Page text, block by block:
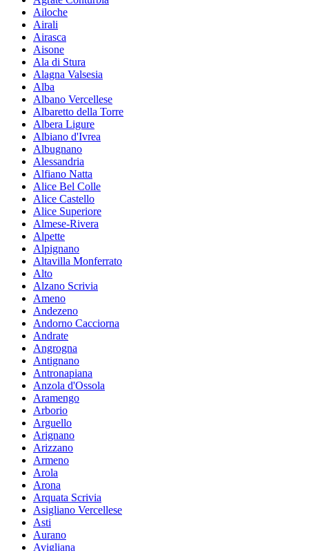
Ailoche
Airali
Airasca
Aisone
Ala di Stura
Alagna Valsesia
Alba
Albano Vercellese
Albaretto della Torre
Albera Ligure
Albiano d'Ivrea
Albugnano
Alessandria
Alfiano Natta
Alice Bel Colle
Alice Castello
Alice Superiore
Almese-Rivera
Alpette
Alpignano
Altavilla Monferrato
Alto
Alzano Scrivia
Ameno
Andezeno
Andorno Cacciorna
Andrate
Angrogna
Antignano
Antronapiana
Anzola d'Ossola
Aramengo
Arborio
Arguello
Arignano
Arizzano
Armeno
Arola
Arona
Arquata Scrivia
Asigliano Vercellese
Asti
Aurano
Avigliana